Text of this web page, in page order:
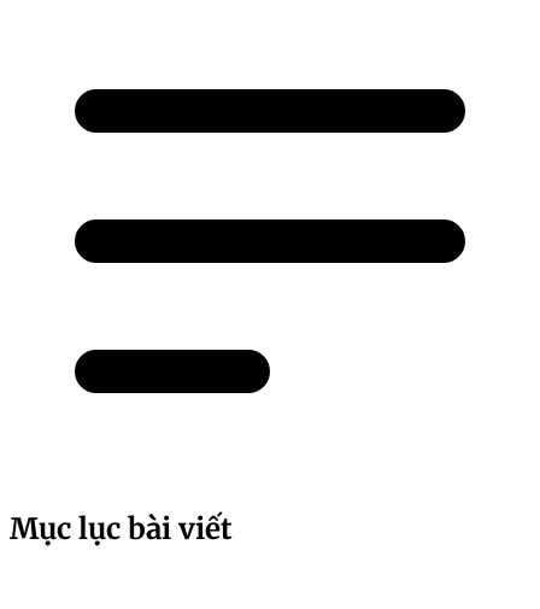
Mục lục bài viết